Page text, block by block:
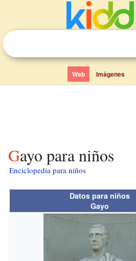
Web Imágenes
Gayo para niños
Enciclopedia para niños
Datos para niños
Gayo